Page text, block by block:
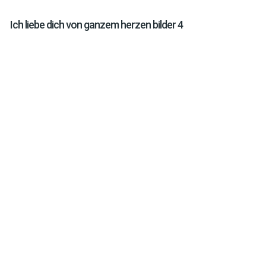
Ich liebe dich von ganzem herzen bilder 4